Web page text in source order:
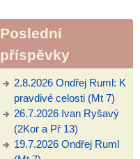
Poslední
příspěvky
2.8.2026 Ondřej Ruml: K
pravdivé celosti (Mt 7)
26.7.2026 Ivan Ryšavý
(2Kor a Př 13)
19.7.2026 Ondřej Ruml